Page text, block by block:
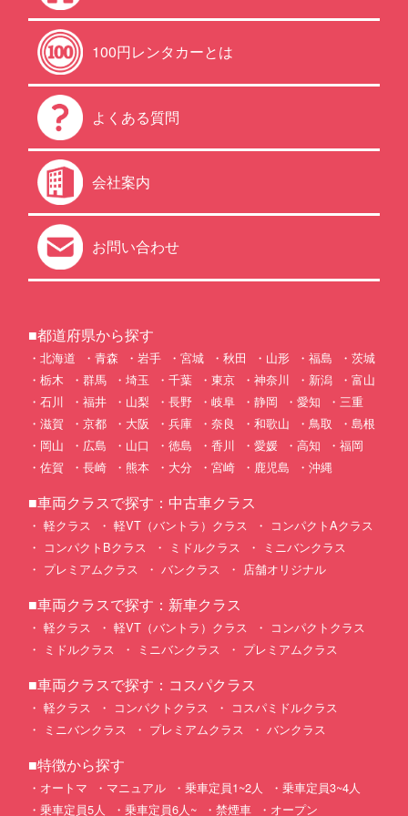
100円レンタカーとは
よくある質問
会社案内
お問い合わせ
■都道府県から探す
北海道 青森 岩手 宮城 秋田 山形 福島
茨城
栃木
群馬 埼玉 千葉 東京 神奈川 新潟
富山
石川
福井 山梨 長野 岐阜 静岡 愛知
三重
滋賀
京都 大阪 兵庫 奈良 和歌山 鳥取
島根
岡山
広島 山口 徳島 香川 愛媛 高知
福岡
佐賀
長崎 熊本 大分 宮崎 鹿児島 沖縄
■車両クラスで探す：中古車クラス
軽クラス 軽VT（バントラ）クラス
コンパクトAクラス
コンパクトBクラス
ミドルクラス
ミニバンクラス
プレミアムクラス
バンクラス 店舗オリジナル
■車両クラスで探す：新車クラス
軽クラス 軽VT（バントラ）クラス
コンパクトクラス
ミドルクラス
ミニバンクラス プレミアムクラス
■車両クラスで探す：コスパクラス
軽クラス コンパクトクラス
コスパミドルクラス
ミニバンクラス
プレミアムクラス バンクラス
■特徴から探す
オートマ マニュアル 乗車定員1~2人
乗車定員3~4人
乗車定員5人
乗車定員6人~ 禁煙車 オープン